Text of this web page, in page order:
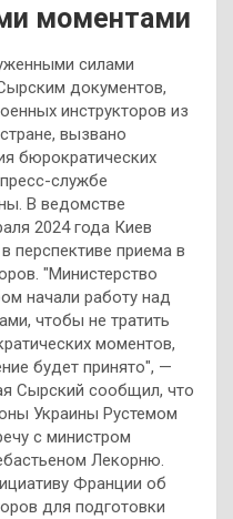
моментами
силами
документов,
инструкторов из
вызвано
бюрократических
службе
В ведомстве
2024 года Киев
перспективе приема в
"Министерство
начали работу над
чтобы не тратить
моментов,
будет принято", —
Сырский сообщил, что
Украины Рустемом
с министром
Лекорню.
Франции об
для подготовки